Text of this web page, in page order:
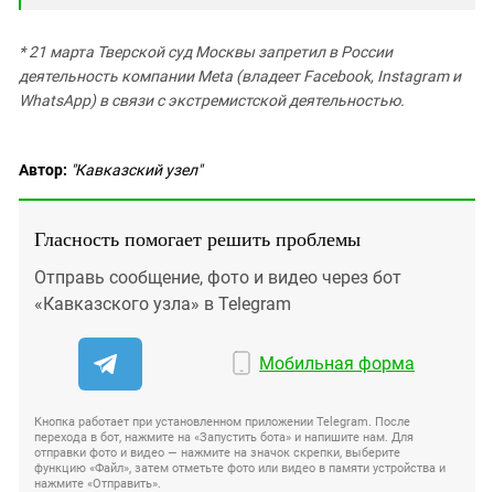
* 21 марта Тверской суд Москвы запретил в России
деятельность компании Meta (владеет Facebook, Instagram и
WhatsApp) в связи с экстремистской деятельностью.
Автор: "Кавказский узел"
Гласность помогает решить проблемы
Отправь сообщение, фото и видео через бот
«Кавказского узла» в Telegram
Мобильная форма
Кнопка работает при установленном приложении Telegram. После
перехода в бот, нажмите на «Запустить бота» и напишите нам. Для
отправки фото и видео — нажмите на значок скрепки, выберите
функцию «Файл», затем отметьте фото или видео в памяти устройства и
нажмите «Отправить».